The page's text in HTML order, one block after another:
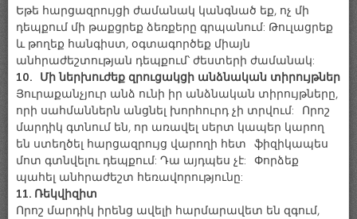
Եթե հարցազրույցի ժամանակ կանգնած եք, ոչ մի
դեպքում մի թաքցրեք ձեռքերը գրպանում: Թուլացրեք
և թողեք հանգիստ, օգտագործեք միայն
անհրաժեշտության դեպքում՝ ժեստերի ժամանակ:
10. Մի ներխուժեք զրուցակցի անձնական տիրույթներ
Յուրաքանչյուր անձ ունի իր անձնական տիրույթները,
որի սահմաններն անցնել խորհուրդ չի տրվում: Որոշ
մարդիկ գտնում են, որ առավել սերտ կապեր կարող
են ստեղծել հարցազրույց վարողի հետ ֆիզիկապես
մոտ գտնվելու դեպքում: Դա այդպես չէ: Փորձեք
պահել անհրաժեշտ հեռավորությունը:
11. Ռեկվիզիտ
Որոշ մարդիկ իրենց ավելի հարմարավետ են զգում,